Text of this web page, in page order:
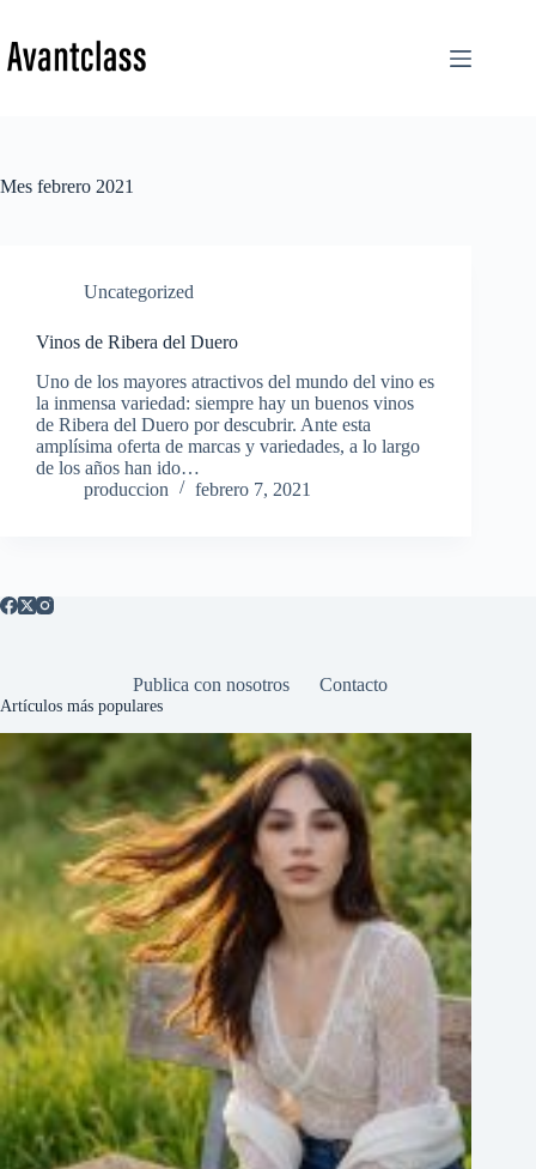
contenido
Mes febrero 2021
Uncategorized
Vinos de Ribera del Duero
Uno de los mayores atractivos del mundo del vino es
la inmensa variedad: siempre hay un buenos vinos
de Ribera del Duero por descubrir. Ante esta
amplísima oferta de marcas y variedades, a lo largo
de los años han ido…
produccion
febrero 7, 2021
Publica con nosotros Contacto
Artículos más populares